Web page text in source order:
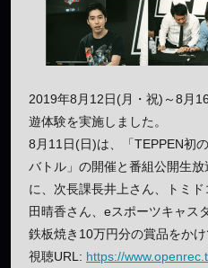
2019年8月12日(月・祝)～8月
遊体験を実施しました。
8月11日(日)は、「TEPPEN初
バトル」の開催と番組公開生
に、次長課長井上さん、トミ
田晴香さん、eスポーツキャス
鉄板焼き10万円分の賞品をかけ
視聴URL: https://